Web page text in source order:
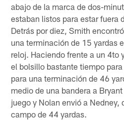
abajo de la marca de dos-
estaban listos para estar fuera
Detrás por diez, Smith
una terminación de 15 yardas
reloj. Haciendo frente a un 4to
el bolsillo bastante tiempo
para una terminación de 46
medio de una bandera a
juego y Nolan envió a Nedney,
campo de 44 yardas.